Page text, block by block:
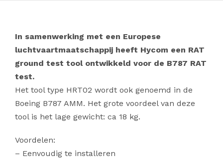
In samenwerking met een Europese
luchtvaartmaatschappij heeft Hycom een RAT
ground test tool ontwikkeld voor de B787 RAT
test.
Het tool type HRT02 wordt ook genoemd in de
Boeing B787 AMM. Het grote voordeel van deze
tool is het lage gewicht: ca 18 kg.
Voordelen:
– Eenvoudig te installeren